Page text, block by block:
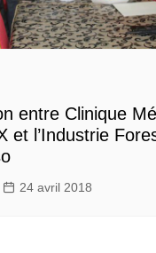
entre Clinique
et l’Industrie
24 avril 2018